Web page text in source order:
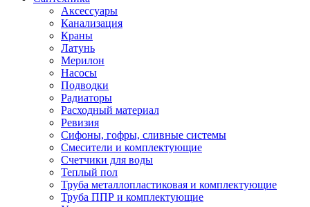
Аксессуары
Канализация
Краны
Латунь
Мерилон
Насосы
Подводки
Радиаторы
Расходный материал
Ревизия
Сифоны, гофры, сливные системы
Смесители и комплектующие
Счетчики для воды
Теплый пол
Труба металлопластиковая и комплектующие
Труба ППР и комплектующие